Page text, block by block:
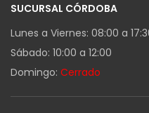
SUCURSAL CÓRDOBA
Lunes a Viernes: 08:00 a
Sábado: 10:00 a 12:00
Domingo: Cerrado